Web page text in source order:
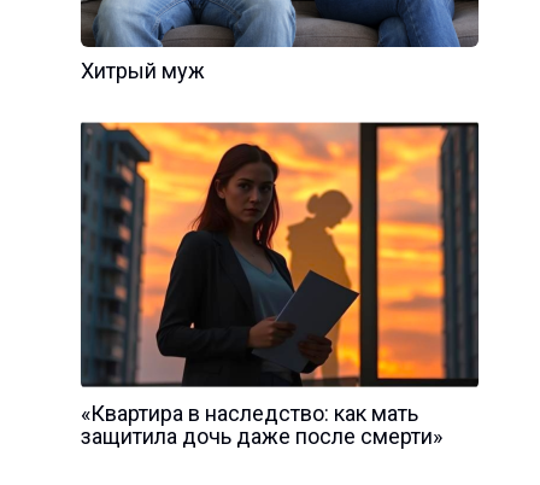
Хитрый муж
«Квартира в наследство: как мать
защитила дочь даже после смерти»